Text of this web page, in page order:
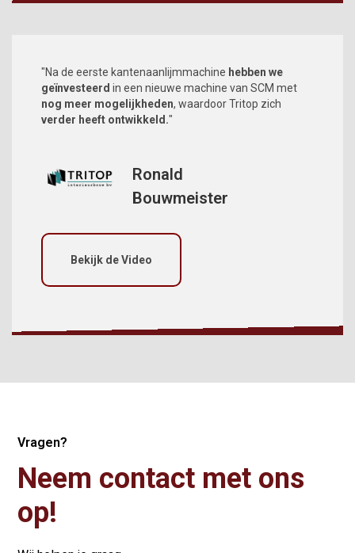
"Na de eerste kantenaanlijmmachine hebben we
geïnvesteerd in een nieuwe machine van SCM met
nog meer mogelijkheden, waardoor Tritop zich
verder heeft ontwikkeld."
Ronald
Bouwmeister
Bekijk de Video
Vragen?
Neem contact met ons
op!